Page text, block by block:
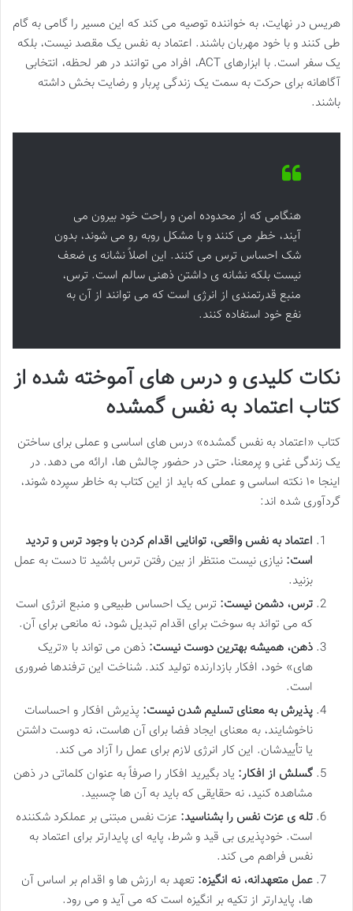
هریس در نهایت، به خواننده توصیه می کند که این مسیر را گامی به گام
طی کنند و با خود مهربان باشند. اعتماد به نفس یک مقصد نیست، بلکه
یک سفر است. با ابزارهای ACT، افراد می توانند در هر لحظه، انتخابی
آگاهانه برای حرکت به سمت یک زندگی پربار و رضایت بخش داشته
باشند.
هنگامی که از محدوده امن و راحت خود بیرون می
آیند، خطر می کنند و با مشکل روبه رو می شوند، بدون
شک احساس ترس می کنند. این اصلاً نشانه ی ضعف
نیست بلکه نشانه ی داشتن ذهنی سالم است. ترس،
منبع قدرتمندی از انرژی است که می توانند از آن به
نفع خود استفاده کنند.
نکات کلیدی و درس های آموخته شده از
کتاب اعتماد به نفس گمشده
کتاب «اعتماد به نفس گمشده» درس های اساسی و عملی برای ساختن
یک زندگی غنی و پرمعنا، حتی در حضور چالش ها، ارائه می دهد. در
اینجا ۱۰ نکته اساسی و عملی که باید از این کتاب به خاطر سپرده شوند،
گردآوری شده اند:
اعتماد به نفس واقعی، توانایی اقدام کردن با وجود ترس و تردید
است: نیازی نیست منتظر از بین رفتن ترس باشید تا دست به عمل
بزنید.
ترس، دشمن نیست: ترس یک احساس طبیعی و منبع انرژی است
که می تواند به سوخت برای اقدام تبدیل شود، نه مانعی برای آن.
ذهن، همیشه بهترین دوست نیست: ذهن می تواند با «تریک
های» خود، افکار بازدارنده تولید کند. شناخت این ترفندها ضروری
است.
پذیرش به معنای تسلیم شدن نیست: پذیرش افکار و احساسات
ناخوشایند، به معنای ایجاد فضا برای آن هاست، نه دوست داشتن
یا تأییدشان. این کار انرژی لازم برای عمل را آزاد می کند.
گسلش از افکار: یاد بگیرید افکار را صرفاً به عنوان کلماتی در ذهن
مشاهده کنید، نه حقایقی که باید به آن ها چسبید.
تله ی عزت نفس را بشناسید: عزت نفس مبتنی بر عملکرد شکننده
است. خودپذیری بی قید و شرط، پایه ای پایدارتر برای اعتماد به
نفس فراهم می کند.
عمل متعهدانه، نه انگیزه: تعهد به ارزش ها و اقدام بر اساس آن
ها، پایدارتر از تکیه بر انگیزه است که می آید و می رود.